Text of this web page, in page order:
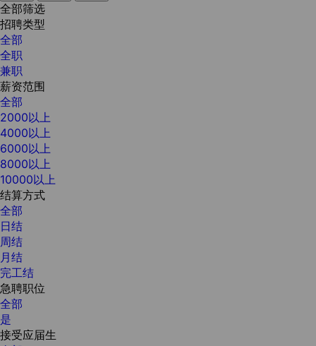
全部筛选
招聘类型
全部
全职
兼职
薪资范围
全部
2000以上
4000以上
6000以上
8000以上
10000以上
结算方式
全部
日结
周结
月结
完工结
急聘职位
全部
是
接受应届生